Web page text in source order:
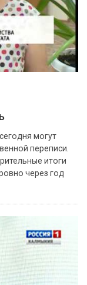
могут
переписи.
итоги
через год